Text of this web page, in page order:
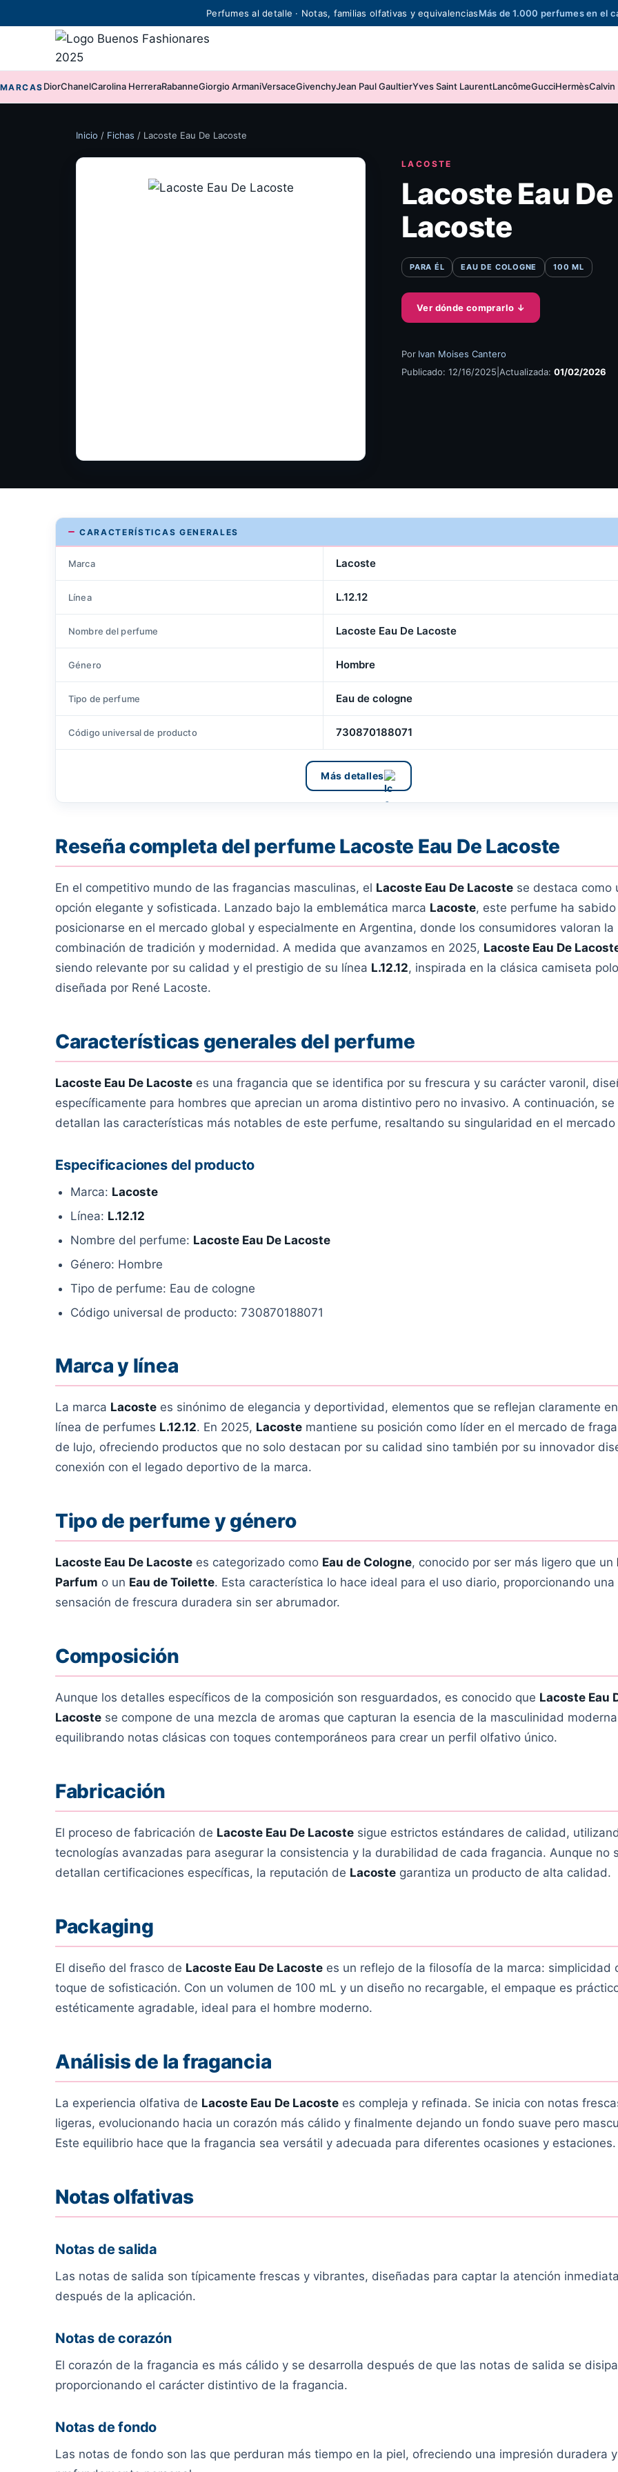
to
Perfumes al detalle · Notas, familias olfativas y equivalenciasMás de 1.000 perfumes en el
MARCAS DiorChanelCarolina HerreraRabanneGiorgio ArmaniVersaceGivenchyJean Paul GaultierYves Saint LaurentLancômeGucciHermèsCalvin
Inicio / Fichas / Lacoste Eau De Lacoste
LACOSTE
Lacoste Eau De
Lacoste
PARA ÉL EAU DE COLOGNE 100 ML
Ver dónde comprarlo ↓
Por Ivan Moises Cantero
Publicado: 12/16/2025 Actualizada: 01/02/2026
CARACTERÍSTICAS GENERALES
Marca Lacoste
Línea L.12.12
Nombre del perfume Lacoste Eau De Lacoste
Género Hombre
Tipo de perfume Eau de cologne
Código universal de producto 730870188071
Más detalles
Reseña completa del perfume Lacoste Eau De Lacoste
En el competitivo mundo de las fragancias masculinas, el Lacoste Eau De Lacoste se destaca como
opción elegante y sofisticada. Lanzado bajo la emblemática marca Lacoste, este perfume ha sabido
posicionarse en el mercado global y especialmente en Argentina, donde los consumidores valoran la
combinación de tradición y modernidad. A medida que avanzamos en 2025, Lacoste Eau De
siendo relevante por su calidad y el prestigio de su línea L.12.12, inspirada en la clásica camiseta polo
diseñada por René Lacoste.
Características generales del perfume
Lacoste Eau De Lacoste es una fragancia que se identifica por su frescura y su carácter varonil,
específicamente para hombres que aprecian un aroma distintivo pero no invasivo. A continuación, se
detallan las características más notables de este perfume, resaltando su singularidad en el
Especificaciones del producto
Marca: Lacoste
Línea: L.12.12
Nombre del perfume: Lacoste Eau De Lacoste
Género: Hombre
Tipo de perfume: Eau de cologne
Código universal de producto: 730870188071
Marca y línea
La marca Lacoste es sinónimo de elegancia y deportividad, elementos que se reflejan claramente
línea de perfumes L.12.12. En 2025, Lacoste mantiene su posición como líder en el mercado de
de lujo, ofreciendo productos que no solo destacan por su calidad sino también por su innovador
conexión con el legado deportivo de la marca.
Tipo de perfume y género
Lacoste Eau De Lacoste es categorizado como Eau de Cologne, conocido por ser más ligero que un
Parfum o un Eau de Toilette. Esta característica lo hace ideal para el uso diario, proporcionando una
sensación de frescura duradera sin ser abrumador.
Composición
Aunque los detalles específicos de la composición son resguardados, es conocido que Lacoste Eau
Lacoste se compone de una mezcla de aromas que capturan la esencia de la masculinidad
equilibrando notas clásicas con toques contemporáneos para crear un perfil olfativo único.
Fabricación
El proceso de fabricación de Lacoste Eau De Lacoste sigue estrictos estándares de calidad,
tecnologías avanzadas para asegurar la consistencia y la durabilidad de cada fragancia. Aunque no
detallan certificaciones específicas, la reputación de Lacoste garantiza un producto de alta calidad.
Packaging
El diseño del frasco de Lacoste Eau De Lacoste es un reflejo de la filosofía de la marca: simplicidad
toque de sofisticación. Con un volumen de 100 mL y un diseño no recargable, el empaque es
estéticamente agradable, ideal para el hombre moderno.
Análisis de la fragancia
La experiencia olfativa de Lacoste Eau De Lacoste es compleja y refinada. Se inicia con notas
ligeras, evolucionando hacia un corazón más cálido y finalmente dejando un fondo suave pero
Este equilibrio hace que la fragancia sea versátil y adecuada para diferentes ocasiones y estaciones.
Notas olfativas
Notas de salida
Las notas de salida son típicamente frescas y vibrantes, diseñadas para captar la atención
después de la aplicación.
Notas de corazón
El corazón de la fragancia es más cálido y se desarrolla después de que las notas de salida se
proporcionando el carácter distintivo de la fragancia.
Notas de fondo
Las notas de fondo son las que perduran más tiempo en la piel, ofreciendo una impresión duradera y